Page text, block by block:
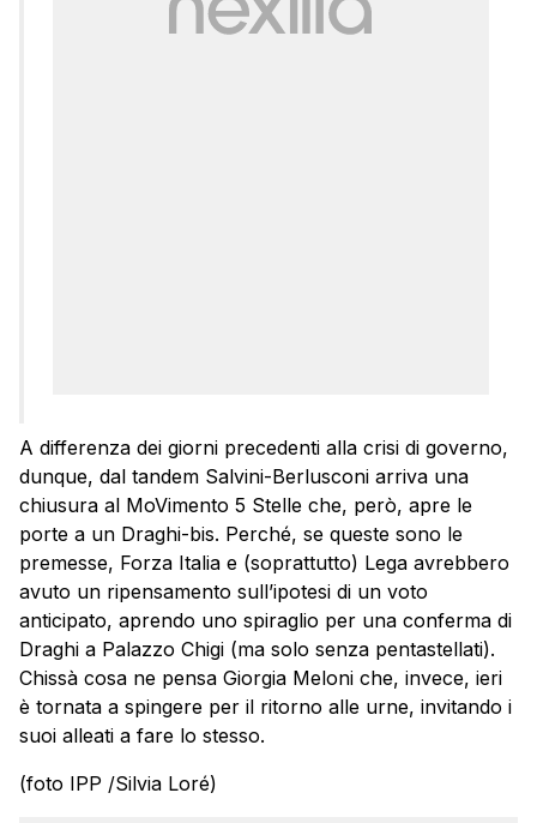
A differenza dei giorni precedenti alla crisi di governo,
dunque, dal tandem Salvini-Berlusconi arriva una
chiusura al MoVimento 5 Stelle che, però, apre le
porte a un Draghi-bis. Perché, se queste sono le
premesse, Forza Italia e (soprattutto) Lega avrebbero
avuto un ripensamento sull’ipotesi di un voto
anticipato, aprendo uno spiraglio per una conferma di
Draghi a Palazzo Chigi (ma solo senza pentastellati).
Chissà cosa ne pensa Giorgia Meloni che, invece, ieri
è tornata a spingere per il ritorno alle urne, invitando i
suoi alleati a fare lo stesso.
(foto IPP /Silvia Loré)